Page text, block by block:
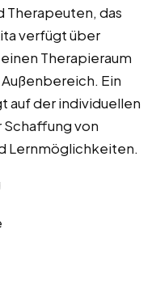
Therapeuten, das
verfügt über
Therapieraum
Ein
auf der individuellen
Schaffung von
Lernmöglichkeiten.